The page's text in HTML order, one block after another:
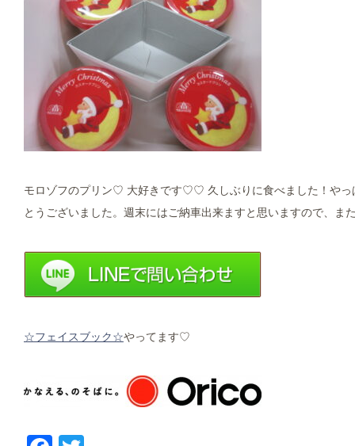
モロゾフのプリン♡ 大好きです♡♡ 久しぶりに食べました！やっ
とうございました。週末にはご納車出来ますと思いますので、ま
☆フェイスブック☆やってます♡